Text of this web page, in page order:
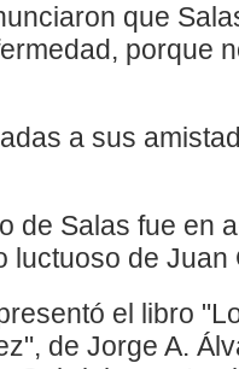
que
porque
a sus
de Salas fue en
luctuoso de
el libro
de Jorge A.